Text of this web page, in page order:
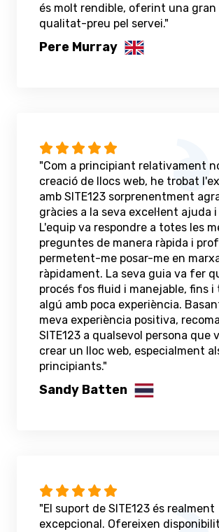
és molt rendible, oferint una gran
qualitat-preu pel servei."
Pere Murray
"Com a principiant relativament
creació de llocs web, he trobat
amb SITE123 sorprenentment
gràcies a la seva excel·lent ajuda
L'equip va respondre a totes les
preguntes de manera ràpida i
permetent-me posar-me en
ràpidament. La seva guia va fer
procés fos fluid i manejable, fins i
algú amb poca experiència.
meva experiència positiva,
SITE123 a qualsevol persona que
crear un lloc web, especialment
principiants."
Sandy Batten
"El suport de SITE123 és realment
excepcional. Ofereixen